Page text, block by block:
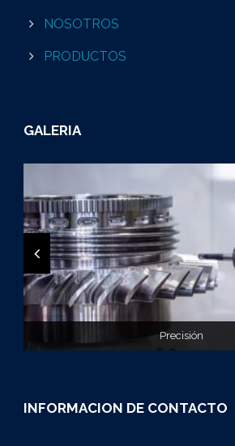
NOSOTROS
PRODUCTOS
GALERIA
Precisión
Diseño
Exactitud en tu proyecto
INFORMACION DE CONTACTO